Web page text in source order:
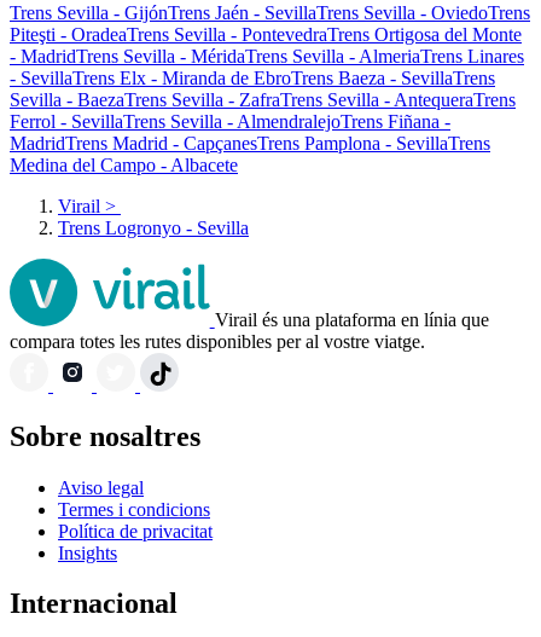
Trens Sevilla - GijónTrens Jaén - SevillaTrens Sevilla - OviedoTrens
Piteşti - OradeaTrens Sevilla - PontevedraTrens Ortigosa del Monte
- MadridTrens Sevilla - MéridaTrens Sevilla - AlmeriaTrens Linares
- SevillaTrens Elx - Miranda de EbroTrens Baeza - SevillaTrens
Sevilla - BaezaTrens Sevilla - ZafraTrens Sevilla - AntequeraTrens
Ferrol - SevillaTrens Sevilla - AlmendralejoTrens Fiñana -
MadridTrens Madrid - CapçanesTrens Pamplona - SevillaTrens
Medina del Campo - Albacete
Virail >
Trens Logronyo - Sevilla
Virail és una plataforma en línia que
compara totes les rutes disponibles per al vostre viatge.
Sobre nosaltres
Aviso legal
Termes i condicions
Política de privacitat
Insights
Internacional